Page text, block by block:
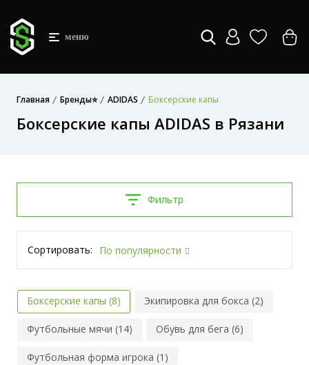
меню
Главная Бренды⭐ ADIDAS Боксерские капы
Боксерские капы ADIDAS в Рязани
Фильтр
Сортировать: По популярности
Боксерские капы (8) Экипировка для бокса (2)
Футбольные мячи (14) Обувь для бега (6)
Футбольная форма игрока (1)